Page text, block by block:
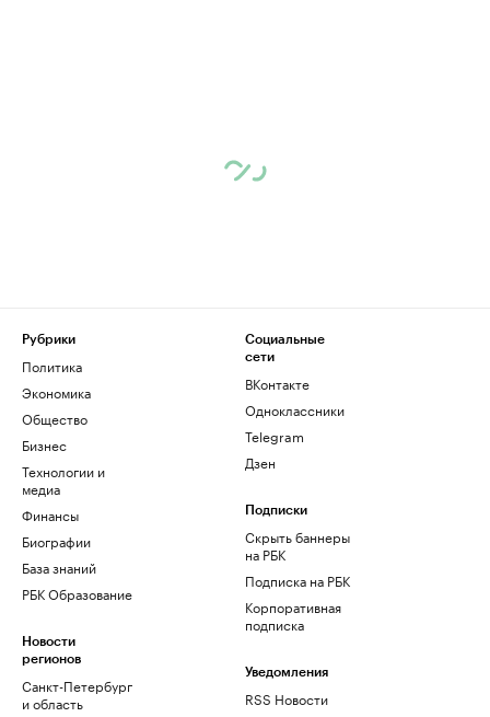
Рубрики
Политика
Экономика
Общество
Бизнес
Технологии и
медиа
Финансы
Биографии
База знаний
РБК Образование
Новости
регионов
Санкт-Петербург
и область
Социальные
сети
ВКонтакте
Одноклассники
Telegram
Дзен
Подписки
Скрыть баннеры
на РБК
Подписка на РБК
Корпоративная
подписка
Уведомления
RSS Новости